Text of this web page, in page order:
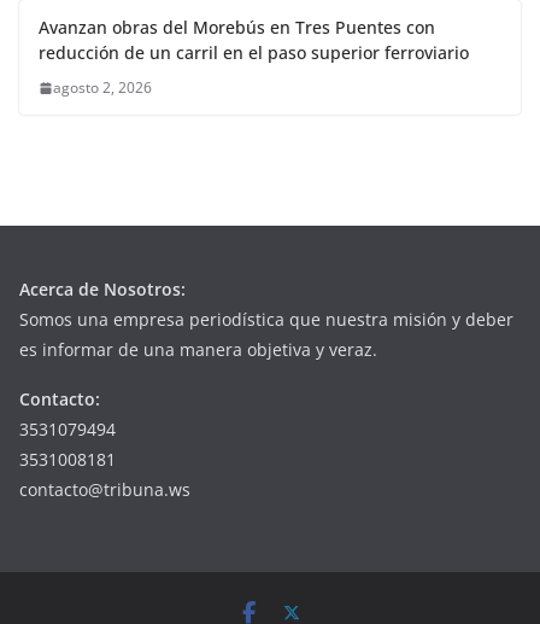
Avanzan obras del Morebús en Tres Puentes con
reducción de un carril en el paso superior ferroviario
agosto 2, 2026
Acerca de Nosotros:
Somos una empresa periodística que nuestra misión y deber
es informar de una manera objetiva y veraz.
Contacto:
3531079494
3531008181
contacto@tribuna.ws